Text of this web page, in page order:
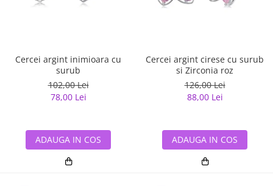
Cercei argint inimioara cu
surub
102,00 Lei
78,00 Lei
ADAUGA IN COS
Cercei argint cirese cu surub
si Zirconia roz
126,00 Lei
88,00 Lei
ADAUGA IN COS